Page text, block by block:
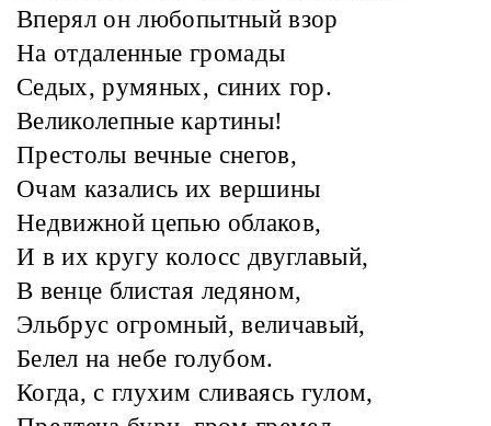
Вперял он любопытный взор
На отдаленные громады
Седых, румяных, синих гор.
Великолепные картины!
Престолы вечные снегов,
Очам казались их вершины
Недвижной цепью облаков,
И в их кругу колосс двуглавый,
В венце блистая ледяном,
Эльбрус огромный, величавый,
Белел на небе голубом.
Когда, с глухим сливаясь гулом,